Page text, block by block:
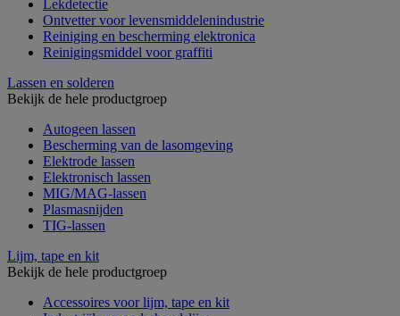
Lekdetectie
Ontvetter voor levensmiddelenindustrie
Reiniging en bescherming elektronica
Reinigingsmiddel voor graffiti
Lassen en solderen
Bekijk de hele productgroep
Autogeen lassen
Bescherming van de lasomgeving
Elektrode lassen
Elektronisch lassen
MIG/MAG-lassen
Plasmasnijden
TIG-lassen
Lijm, tape en kit
Bekijk de hele productgroep
Accessoires voor lijm, tape en kit